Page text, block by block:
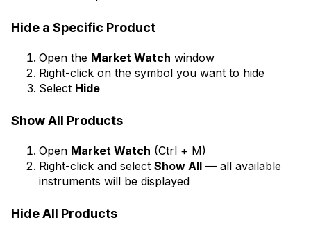
Hide a Specific Product
Open the Market Watch window
Right-click on the symbol you want to hide
Select Hide
Show All Products
Open Market Watch (Ctrl + M)
Right-click and select Show All — all available
instruments will be displayed
Hide All Products